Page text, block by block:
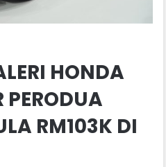
HONDA
RM103K DI